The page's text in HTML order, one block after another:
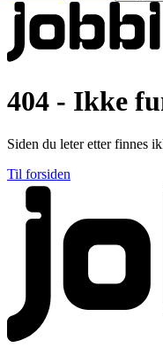
404 - Ikke
Siden du leter etter finnes
Til forsiden